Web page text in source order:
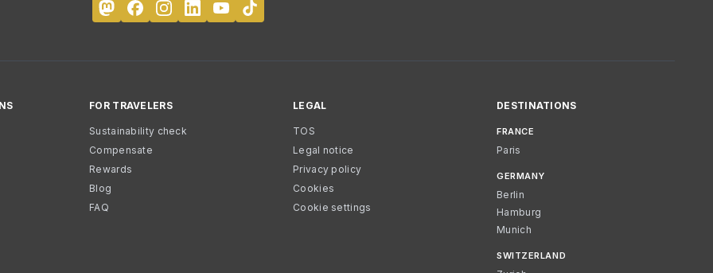
FOR TRAVELERS
Sustainability check
Compensate
Rewards
Blog
FAQ
LEGAL
TOS
Legal notice
Privacy policy
Cookies
Cookie settings
DESTINATIONS
FRANCE
Paris
GERMANY
Berlin
Hamburg
Munich
SWITZERLAND